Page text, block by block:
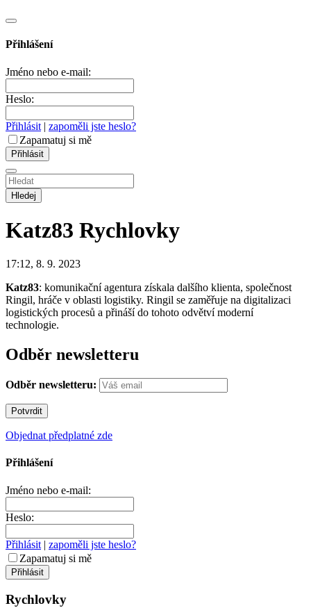
Přihlášení
Jméno nebo e-mail:
Heslo:
Přihlásit | zapoměli jste heslo?
Zapamatuj si mě
Hledej
Katz83 Rychlovky
17:12, 8. 9. 2023
Katz83: komunikační agentura získala dalšího klienta, společnost
Ringil, hráče v oblasti logistiky. Ringil se zaměřuje na digitalizaci
logistických procesů a přináší do tohoto odvětví moderní
technologie.
Odběr newsletteru
Odběr newsletteru:
Objednat předplatné zde
Přihlášení
Jméno nebo e-mail:
Heslo:
Přihlásit | zapoměli jste heslo?
Zapamatuj si mě
Rychlovky